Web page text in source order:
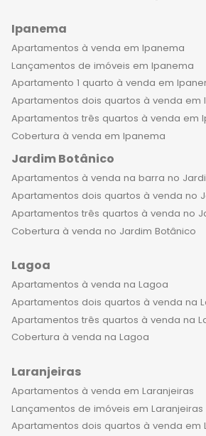
Ipanema
Apartamentos à venda em Ipanema
Lançamentos de imóveis em Ipanema
Apartamento 1 quarto à venda em
Apartamentos dois quartos à venda em
Apartamentos três quartos à venda em
Cobertura à venda em Ipanema
Jardim Botânico
Apartamentos à venda na barra no
Apartamentos dois quartos à venda no
Apartamentos três quartos à venda no
Cobertura à venda no Jardim Botânico
Lagoa
Apartamentos à venda na Lagoa
Apartamentos dois quartos à venda na
Apartamentos três quartos à venda na
Cobertura à venda na Lagoa
Laranjeiras
Apartamentos à venda em Laranjeiras
Lançamentos de imóveis em Laranjeiras
Apartamentos dois quartos à venda em